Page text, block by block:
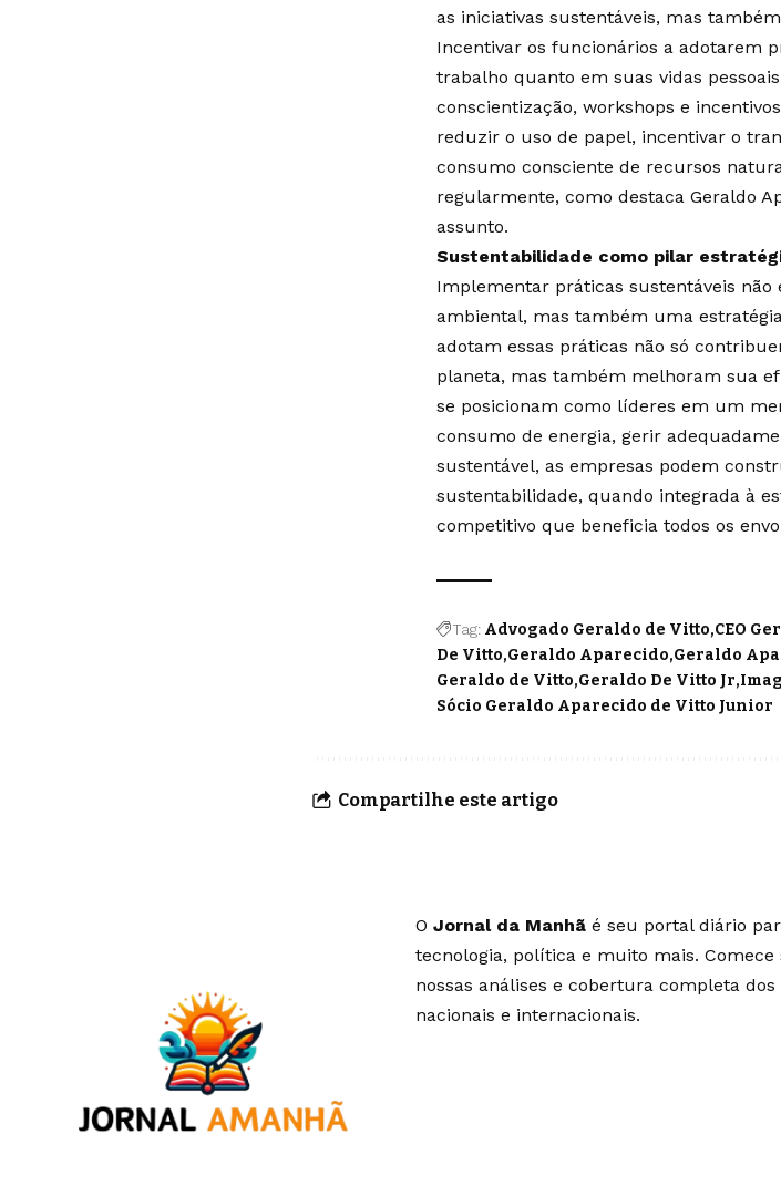
as iniciativas sustentáveis, mas
Incentivar os funcionários a adotarem
trabalho quanto em suas vidas
conscientização, workshops e
reduzir o uso de papel, incentivar o
consumo consciente de recursos
regularmente, como destaca Geraldo
assunto.
Sustentabilidade como pilar
Implementar práticas sustentáveis não
ambiental, mas também uma
adotam essas práticas não só
planeta, mas também melhoram sua
se posicionam como líderes em um
consumo de energia, gerir
sustentável, as empresas podem
sustentabilidade, quando integrada à
competitivo que beneficia todos os
Tag: Advogado Geraldo de Vitto CEO
De Vitto Geraldo Aparecido Geraldo
Geraldo de Vitto Geraldo De Vitto Jr
Sócio Geraldo Aparecido de Vitto Junior
Compartilhe este artigo
O Jornal da Manhãé seu portal diário
tecnologia, política e muito mais.
nossas análises e cobertura completa
nacionais e internacionais.